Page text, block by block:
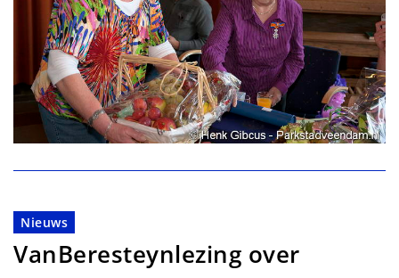
Nieuws
VanBeresteynlezing over